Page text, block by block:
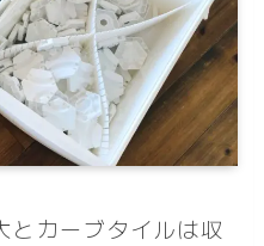
とカーブタイルは収